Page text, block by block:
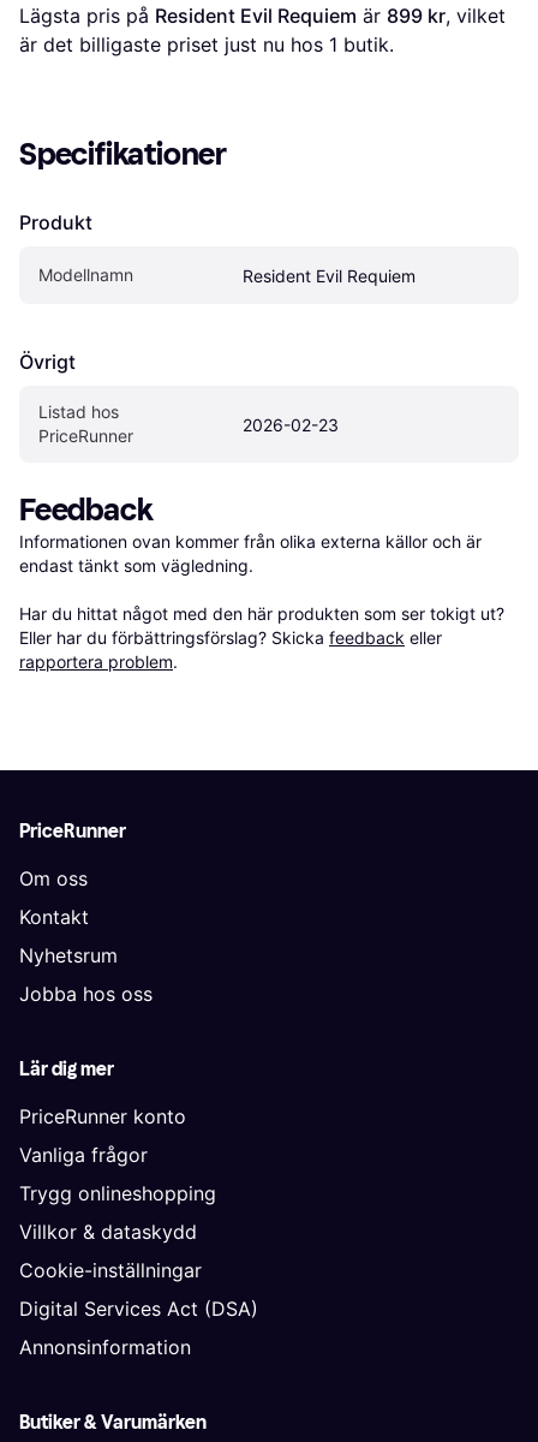
Lägsta pris på Resident Evil Requiem är 899 kr, vilket
är det billigaste priset just nu hos 1 butik.
Specifikationer
Produkt
Modellnamn Resident Evil Requiem
Övrigt
Listad hos
PriceRunner
2026-02-23
Feedback
Informationen ovan kommer från olika externa källor och är
endast tänkt som vägledning.
Har du hittat något med den här produkten som ser tokigt ut?
Eller har du förbättringsförslag? Skicka feedback eller
rapportera problem.
PriceRunner
Om oss
Kontakt
Nyhetsrum
Jobba hos oss
Lär dig mer
PriceRunner konto
Vanliga frågor
Trygg onlineshopping
Villkor & dataskydd
Cookie-inställningar
Digital Services Act (DSA)
Annonsinformation
Butiker & Varumärken